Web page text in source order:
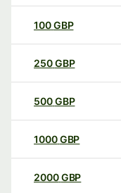
100GBP
250GBP
500GBP
1000GBP
2000GBP